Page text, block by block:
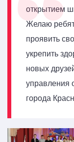
открытием
Желаю
проявить
укрепить
новых
управления
города